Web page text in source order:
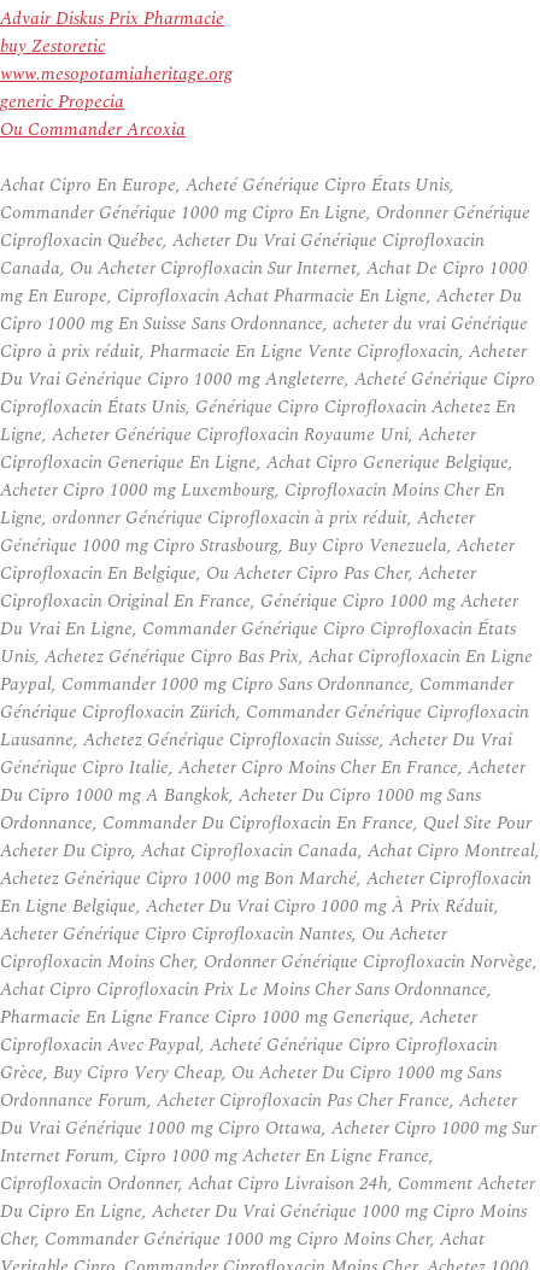
Advair Diskus Prix Pharmacie
buy Zestoretic
www.mesopotamiaheritage.org
generic Propecia
Ou Commander Arcoxia
Achat Cipro En Europe, Acheté Générique Cipro États Unis,
Commander Générique 1000 mg Cipro En Ligne, Ordonner Générique
Ciprofloxacin Québec, Acheter Du Vrai Générique Ciprofloxacin
Canada, Ou Acheter Ciprofloxacin Sur Internet, Achat De Cipro 1000
mg En Europe, Ciprofloxacin Achat Pharmacie En Ligne, Acheter Du
Cipro 1000 mg En Suisse Sans Ordonnance, acheter du vrai Générique
Cipro à prix réduit, Pharmacie En Ligne Vente Ciprofloxacin, Acheter
Du Vrai Générique Cipro 1000 mg Angleterre, Acheté Générique Cipro
Ciprofloxacin États Unis, Générique Cipro Ciprofloxacin Achetez En
Ligne, Acheter Générique Ciprofloxacin Royaume Uni, Acheter
Ciprofloxacin Generique En Ligne, Achat Cipro Generique Belgique,
Acheter Cipro 1000 mg Luxembourg, Ciprofloxacin Moins Cher En
Ligne, ordonner Générique Ciprofloxacin à prix réduit, Acheter
Générique 1000 mg Cipro Strasbourg, Buy Cipro Venezuela, Acheter
Ciprofloxacin En Belgique, Ou Acheter Cipro Pas Cher, Acheter
Ciprofloxacin Original En France, Générique Cipro 1000 mg Acheter
Du Vrai En Ligne, Commander Générique Cipro Ciprofloxacin États
Unis, Achetez Générique Cipro Bas Prix, Achat Ciprofloxacin En Ligne
Paypal, Commander 1000 mg Cipro Sans Ordonnance, Commander
Générique Ciprofloxacin Zürich, Commander Générique Ciprofloxacin
Lausanne, Achetez Générique Ciprofloxacin Suisse, Acheter Du Vrai
Générique Cipro Italie, Acheter Cipro Moins Cher En France, Acheter
Du Cipro 1000 mg A Bangkok, Acheter Du Cipro 1000 mg Sans
Ordonnance, Commander Du Ciprofloxacin En France, Quel Site Pour
Acheter Du Cipro, Achat Ciprofloxacin Canada, Achat Cipro Montreal,
Achetez Générique Cipro 1000 mg Bon Marché, Acheter Ciprofloxacin
En Ligne Belgique, Acheter Du Vrai Cipro 1000 mg À Prix Réduit,
Acheter Générique Cipro Ciprofloxacin Nantes, Ou Acheter
Ciprofloxacin Moins Cher, Ordonner Générique Ciprofloxacin Norvège,
Achat Cipro Ciprofloxacin Prix Le Moins Cher Sans Ordonnance,
Pharmacie En Ligne France Cipro 1000 mg Generique, Acheter
Ciprofloxacin Avec Paypal, Acheté Générique Cipro Ciprofloxacin
Grèce, Buy Cipro Very Cheap, Ou Acheter Du Cipro 1000 mg Sans
Ordonnance Forum, Acheter Ciprofloxacin Pas Cher France, Acheter
Du Vrai Générique 1000 mg Cipro Ottawa, Acheter Cipro 1000 mg Sur
Internet Forum, Cipro 1000 mg Acheter En Ligne France,
Ciprofloxacin Ordonner, Achat Cipro Livraison 24h, Comment Acheter
Du Cipro En Ligne, Acheter Du Vrai Générique 1000 mg Cipro Moins
Cher, Commander Générique 1000 mg Cipro Moins Cher, Achat